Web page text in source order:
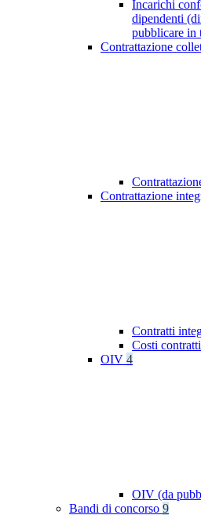
Incarichi
dipendenti
pubblicare in
Contrattazione
Contrattazione
Contratti
Costi
OIV 4
OIV (da
Bandi di concorso 9